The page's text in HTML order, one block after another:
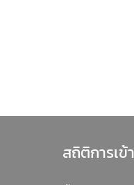
สถิติการเข้